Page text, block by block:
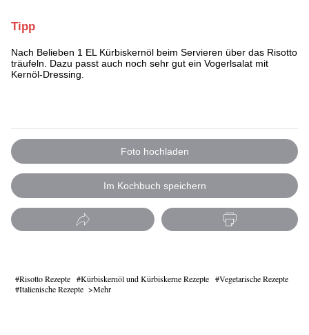
Tipp
Nach Belieben 1 EL Kürbiskernöl beim Servieren über das Risotto
träufeln. Dazu passt auch noch sehr gut ein Vogerlsalat mit
Kernöl-Dressing.
Foto hochladen
Im Kochbuch speichern
Risotto Rezepte Kürbiskernöl und Kürbiskerne Rezepte
Vegetarische Rezepte
Italienische Rezepte
Mehr